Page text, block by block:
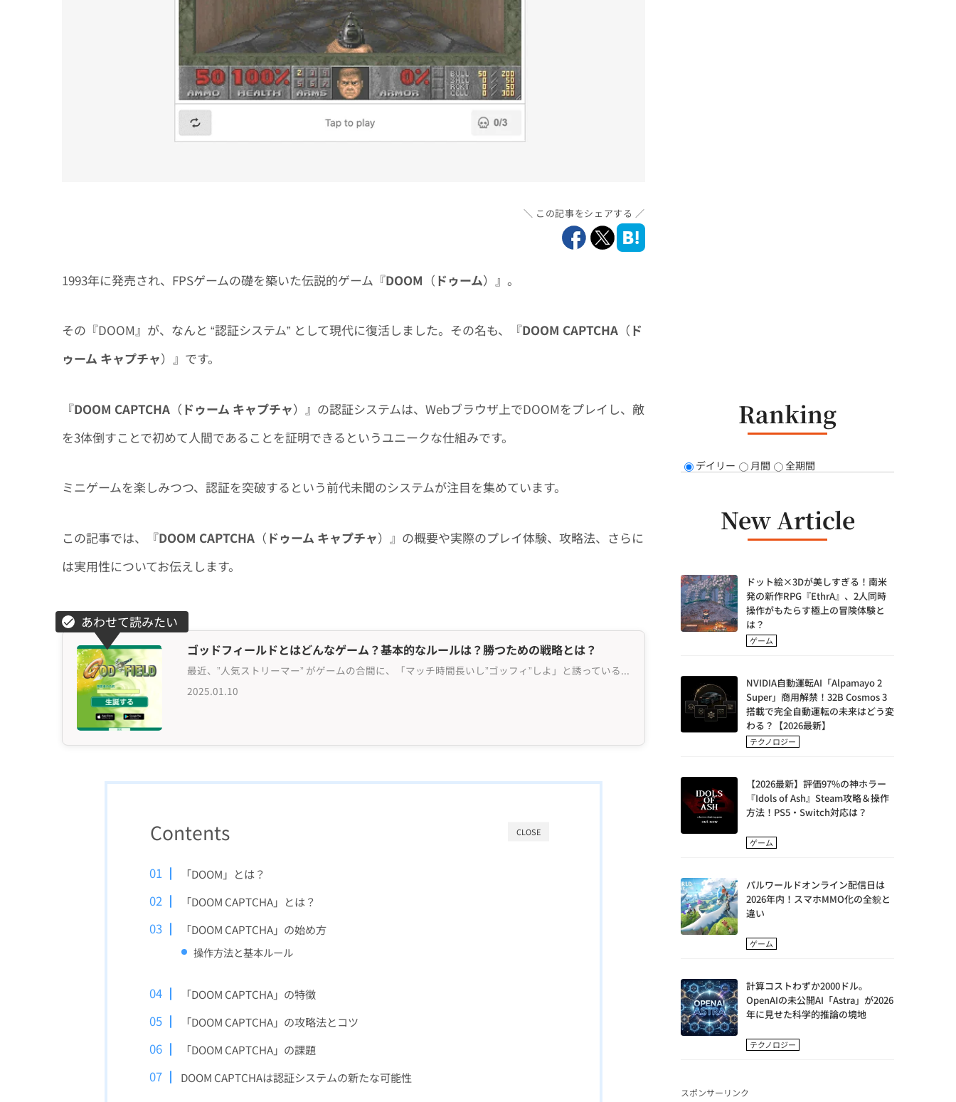
この記事をシェアする
1993年に発売され、FPSゲームの礎を築いた伝説的ゲーム『DOOM （ ドゥーム）』。
その『DOOM』が、なんと “認証システム” として現代に復活しました。その名も、『DOOM CAPTCHA （ ド
ゥーム キャプチャ）』です。
『DOOM CAPTCHA （ ドゥーム キャプチャ）』の認証システムは、Webブラウザ上でDOOMをプレイし、敵
を3体倒すことで初めて人間であることを証明できるというユニークな仕組みです。
ミニゲームを楽しみつつ、認証を突破するという前代未聞のシステムが注目を集めています。
この記事では、『DOOM CAPTCHA （ ドゥーム キャプチャ）』の概要や実際のプレイ体験、攻略法、さらに
は実用性についてお伝えします。
2025.01.10
ゴッドフィールドとはどんなゲーム？基本的なルールは？勝つための戦略とは？
最近、”人気ストリーマー” がゲームの合間に、「マッチ時間長いし”ゴッフィ”しよ」と誘っているシーンをよく見かけます。 ”ゴッフィ” とは、『ゴッドフィールド』の略称で、カードバトルゲームの1つで、気軽にプレイできるのが魅力のゲームとして人気を得ています。 この記事では、『ゴッ...
CLOSE
Contents
「DOOM」とは？
「DOOM CAPTCHA」とは？
「DOOM CAPTCHA」の始め方
操作方法と基本ルール
「DOOM CAPTCHA」の特徴
「DOOM CAPTCHA」の攻略法とコツ
「DOOM CAPTCHA」の課題
DOOM CAPTCHAは認証システムの新たな可能性
Ranking
デイリー 月間 全期間
New Article
ドット絵×3Dが美しすぎる！南米
発の新作RPG『EthrA』、2人同時
操作がもたらす極上の冒険体験と
は？
ゲーム
NVIDIA自動運転AI「Alpamayo 2
Super」商用解禁！32B Cosmos 3
搭載で完全自動運転の未来はどう変
わる？【2026最新】
テクノロジー
【2026最新】評価97%の神ホラー
『Idols of Ash』Steam攻略＆操作
方法！PS5・Switch対応は？
ゲーム
パルワールドオンライン配信日は
2026年内！スマホMMO化の全貌と
違い
ゲーム
計算コストわずか2000ドル。
OpenAIの未公開AI「Astra」が2026
年に見せた科学的推論の境地
テクノロジー
スポンサーリンク